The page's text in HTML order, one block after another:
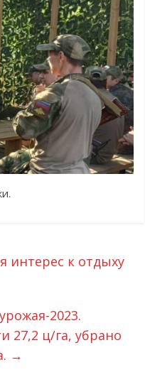
интерес к отдыху
2023.
27,2 ц/га, убрано
→